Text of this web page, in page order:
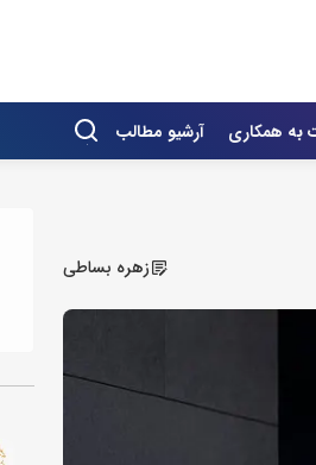
به همکاری آرشیو مطالب
زهره بساطی